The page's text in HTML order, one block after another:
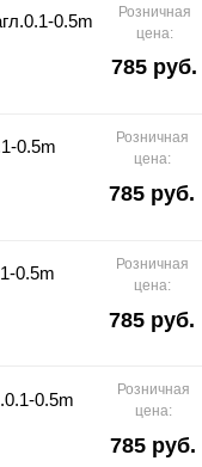
0.5m
Розничная
цена:
785 руб.
0.5m
Розничная
цена:
785 руб.
0.5m
Розничная
цена:
785 руб.
0.5m
Розничная
цена:
785 руб.